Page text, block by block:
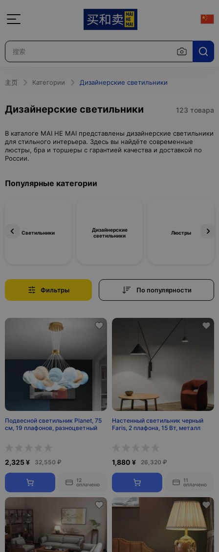
主页 Категории Дизайнерские светильники
Дизайнерские светильники 123 товара
В каталоге MAI HE MAI представлены дизайнерские светильники
для стильного интерьера. Здесь вы найдёте современные
люстры, бра и торшеры с гарантией качества и доставкой по
России.
Популярные категории
Светильники
Дизайнерские
светильники
Люстры
Фильтры По популярности
Подвесной светильник Planet, 75
см, 19 плафонов, разноцветный
2,325 ¥ 32,550 ₽
12
оплачено
Настенный светильник черный
Faris, 2 плафона, 15 Вт, металл
1,880 ¥ 26,320 ₽
11
оплачено